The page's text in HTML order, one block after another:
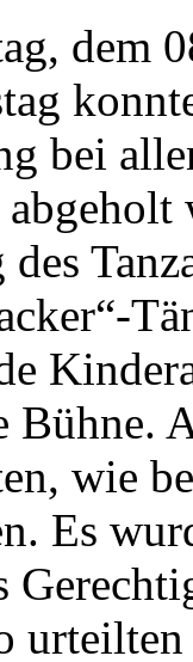
dem
bei
des
Bühne.
wie
Es